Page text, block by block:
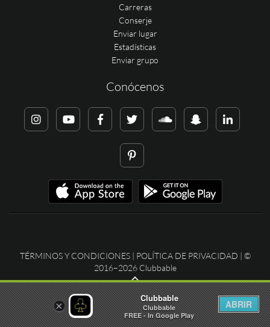
Carreras
Conserje
Enviar lugar
Estadísticas
Enviar grupo
Conócenos
TÉRMINOS Y CONDICIONES| POLÍTICA DE PRIVACIDAD | ©
2016–2026 Clubbable
×
Clubbable
Clubbable
FREE - In Google Play
ABRIR